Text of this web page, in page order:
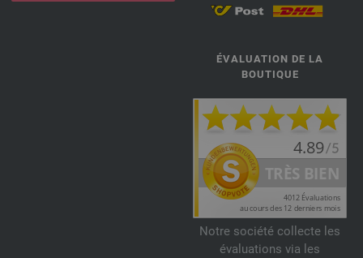
ÉVALUATION DE LA
BOUTIQUE
Notre société collecte les
évaluations via les